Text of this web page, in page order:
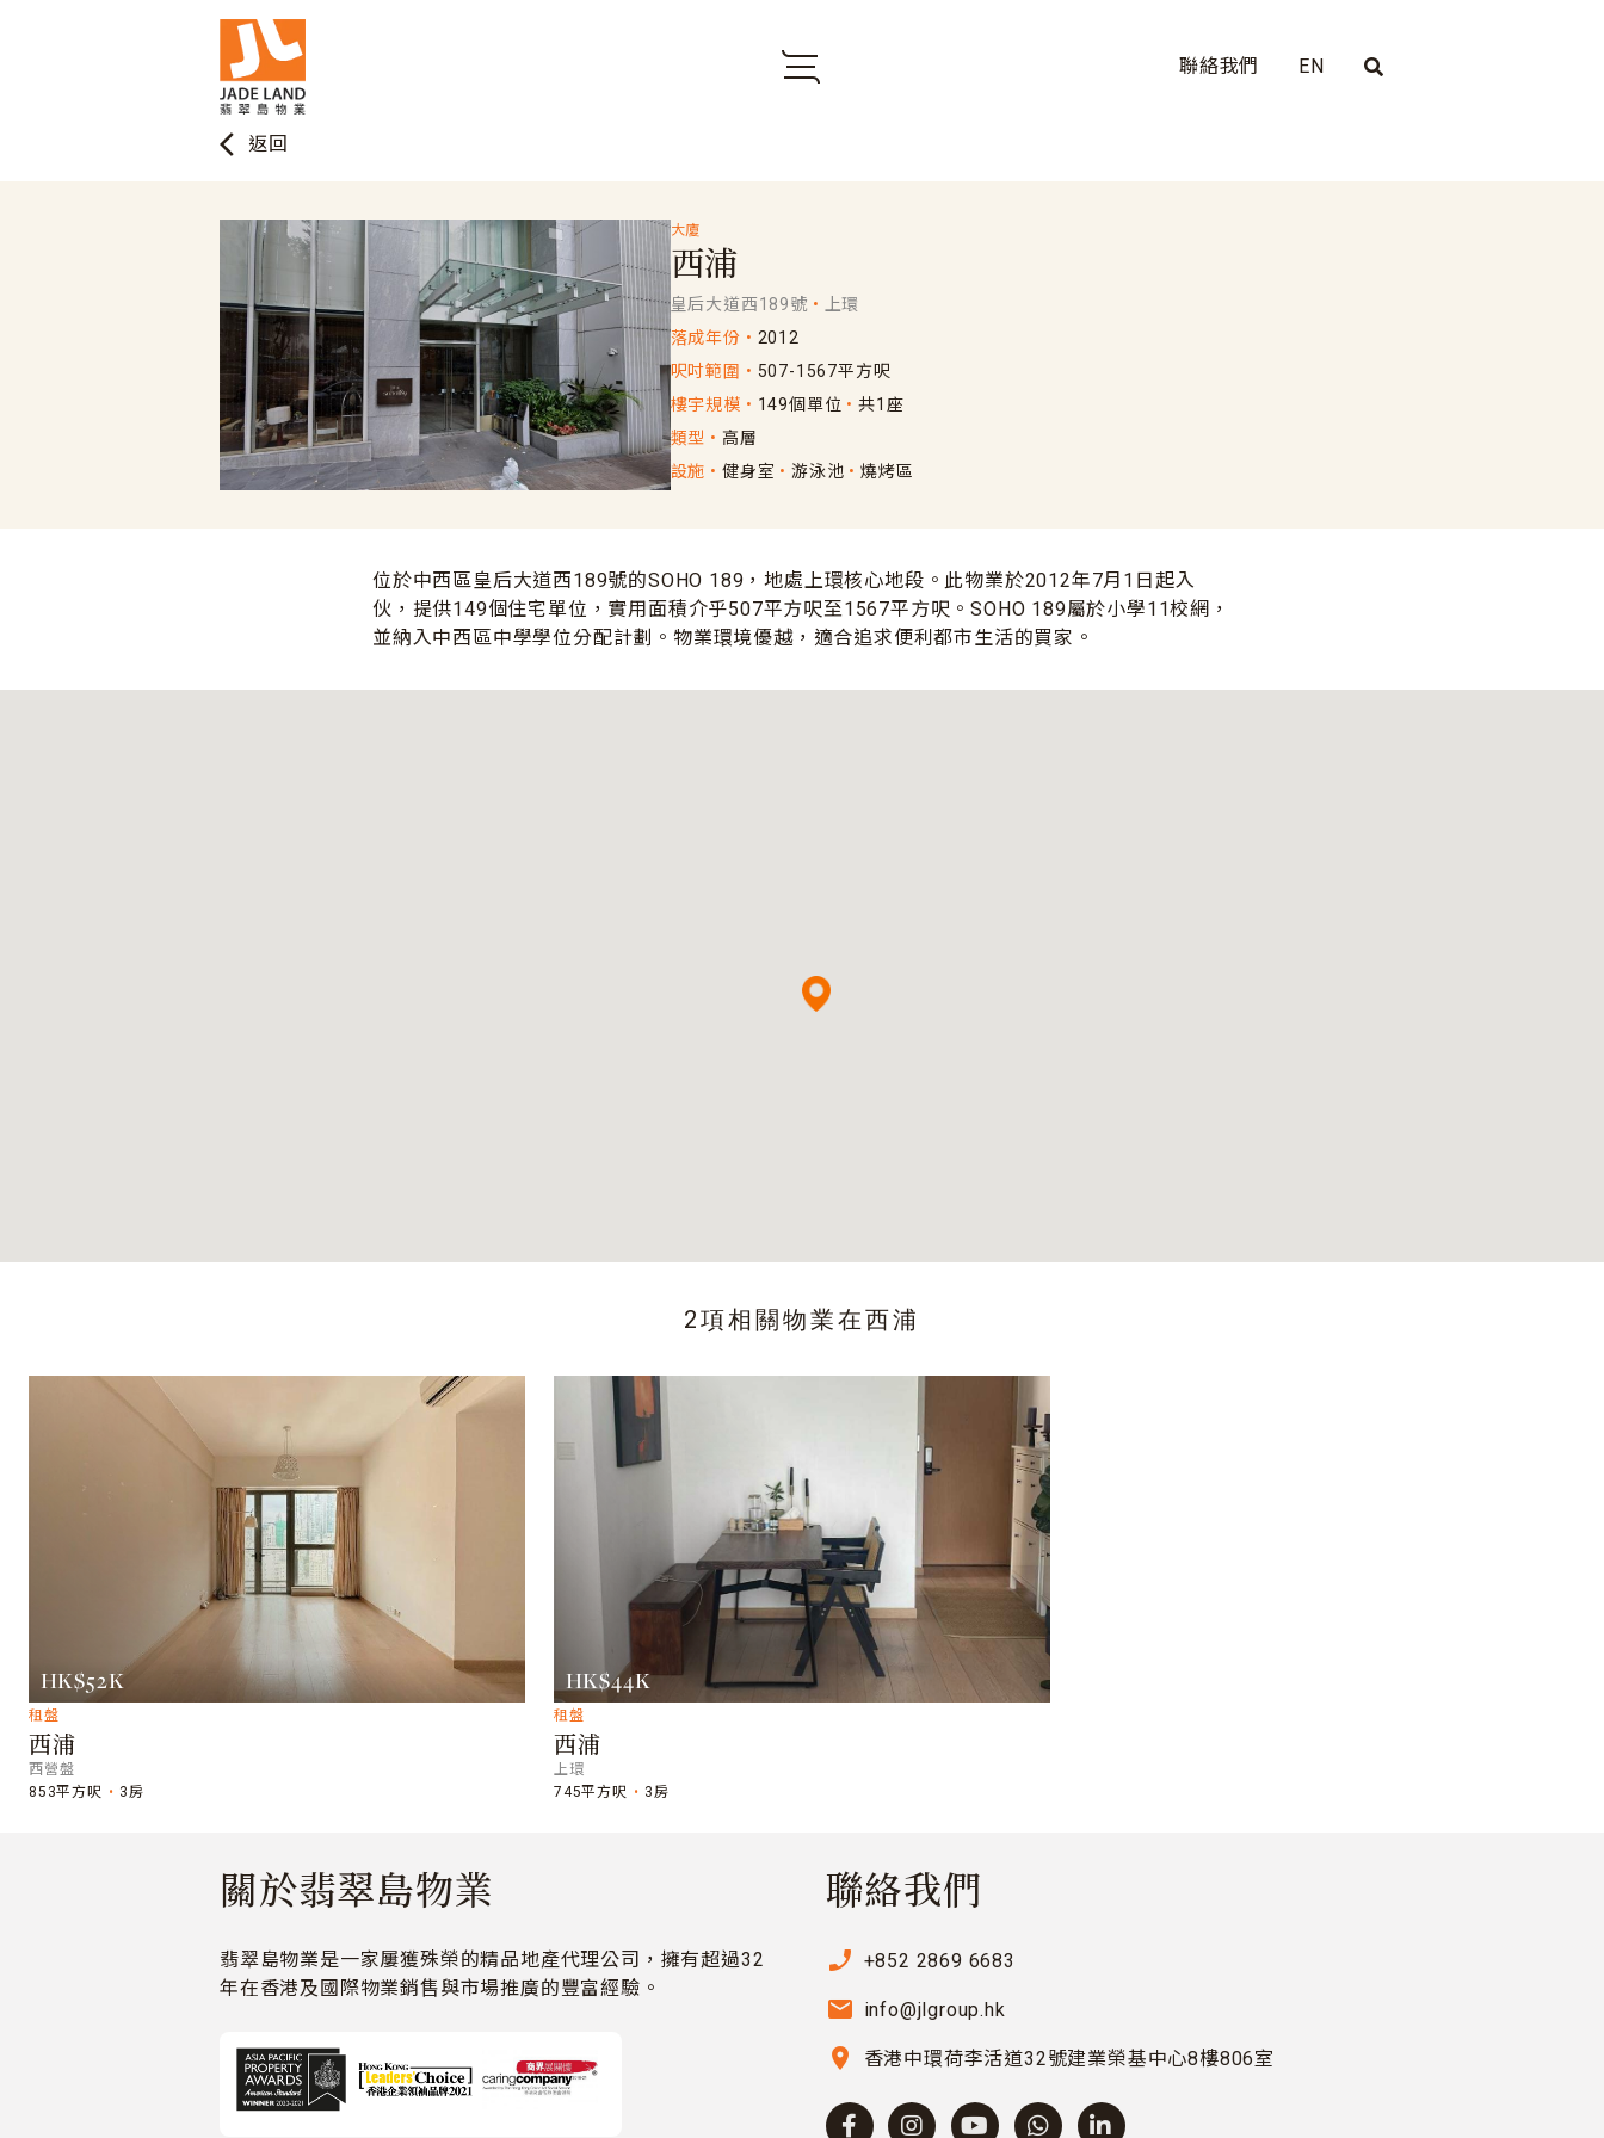
聯絡我們 EN
arrow_back_ios 返回
大廈
西浦
皇后大道西189號
上環
落成年份
2012
呎吋範圍
507-1567平方呎
樓宇規模
149個單位
共1座
類型
高層
設施
健身室 游泳池 燒烤區
位於中西區皇后大道西189號的SOHO 189，地處上環核心地段。此物業於2012年7月1日起入
伙，提供149個住宅單位，實用面積介乎507平方呎至1567平方呎。SOHO 189屬於小學11校網，
並納入中西區中學學位分配計劃。物業環境優越，適合追求便利都市生活的買家。
2項相關物業在西浦
HK$52K
租盤
西浦
西營盤
853平方呎
3房
HK$44K
租盤
西浦
上環
745平方呎
3房
關於翡翠島物業
翡翠島物業是一家屢獲殊榮的精品地產代理公司，擁有超過32
年在香港及國際物業銷售與市場推廣的豐富經驗。
聯絡我們
phone_enabled +852 2869 6683
email info@jlgroup.hk
location_on 香港中環荷李活道32號建業榮基中心8樓806室